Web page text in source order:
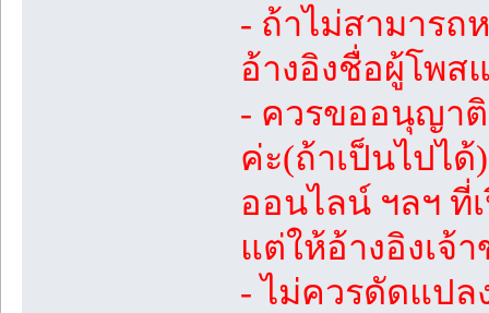
- ถ้าไม่สามารถ
อ้างอิงชื่อผู้โพส
- ควรขออนุญา
ค่ะ(ถ้าเป็นไปไ
ออนไลน์ ฯลฯ ที่
แต่ให้อ้างอิงเจ้
- ไม่ควรดัดแป